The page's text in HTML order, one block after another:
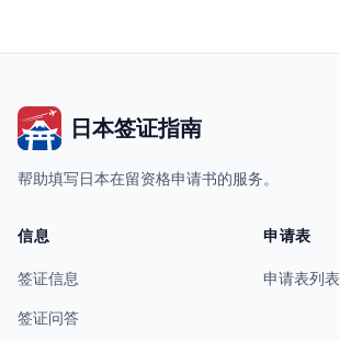
日本签证指南
帮助填写日本在留资格申请书的服务。
信息
签证信息
签证问答
申请表
申请表列表